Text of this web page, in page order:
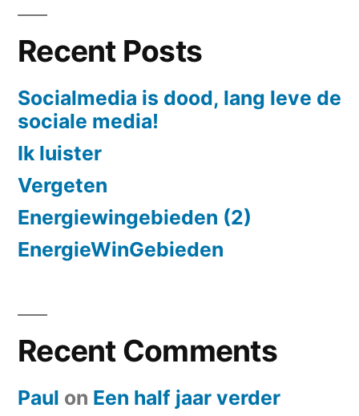
Recent Posts
Socialmedia is dood, lang leve de
sociale media!
Ik luister
Vergeten
Energiewingebieden (2)
EnergieWinGebieden
Recent Comments
Paul on Een half jaar verder